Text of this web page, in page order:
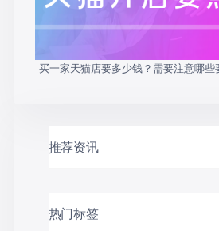
买一家天猫店要多少钱？需要注意哪些
推荐资讯
热门标签